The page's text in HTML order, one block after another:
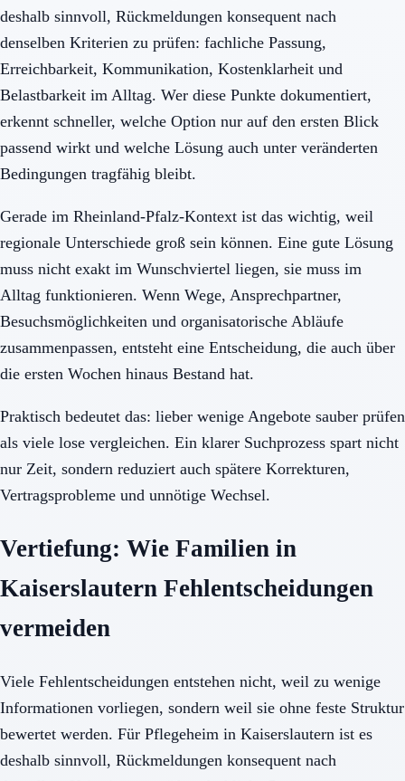
deshalb sinnvoll, Rückmeldungen konsequent nach
denselben Kriterien zu prüfen: fachliche Passung,
Erreichbarkeit, Kommunikation, Kostenklarheit und
Belastbarkeit im Alltag. Wer diese Punkte dokumentiert,
erkennt schneller, welche Option nur auf den ersten Blick
passend wirkt und welche Lösung auch unter veränderten
Bedingungen tragfähig bleibt.
Gerade im Rheinland-Pfalz-Kontext ist das wichtig, weil
regionale Unterschiede groß sein können. Eine gute Lösung
muss nicht exakt im Wunschviertel liegen, sie muss im
Alltag funktionieren. Wenn Wege, Ansprechpartner,
Besuchsmöglichkeiten und organisatorische Abläufe
zusammenpassen, entsteht eine Entscheidung, die auch über
die ersten Wochen hinaus Bestand hat.
Praktisch bedeutet das: lieber wenige Angebote sauber prüfen
als viele lose vergleichen. Ein klarer Suchprozess spart nicht
nur Zeit, sondern reduziert auch spätere Korrekturen,
Vertragsprobleme und unnötige Wechsel.
Vertiefung: Wie Familien in
Kaiserslautern Fehlentscheidungen
vermeiden
Viele Fehlentscheidungen entstehen nicht, weil zu wenige
Informationen vorliegen, sondern weil sie ohne feste Struktur
bewertet werden. Für Pflegeheim in Kaiserslautern ist es
deshalb sinnvoll, Rückmeldungen konsequent nach